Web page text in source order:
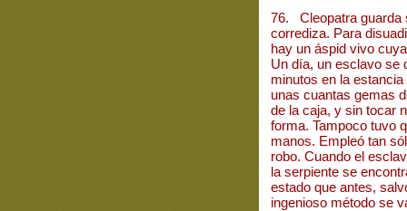
76. Cleopatra guarda
corrediza. Para
hay un áspid vivo
Un día, un esclavo se
minutos en la
unas cuantas gemas
de la caja, y sin tocar
forma. Tampoco tuvo
manos. Empleó tan
robo. Cuando el
la serpiente se
estado que antes,
ingenioso método se